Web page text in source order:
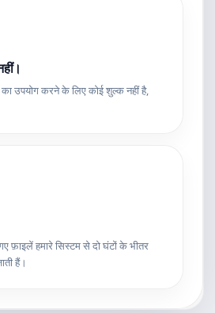
उपयोग करने के लिए कोई शुल्क नहीं है,
फ़ाइलें हमारे सिस्टम से दो घंटों के भीतर
हैं।